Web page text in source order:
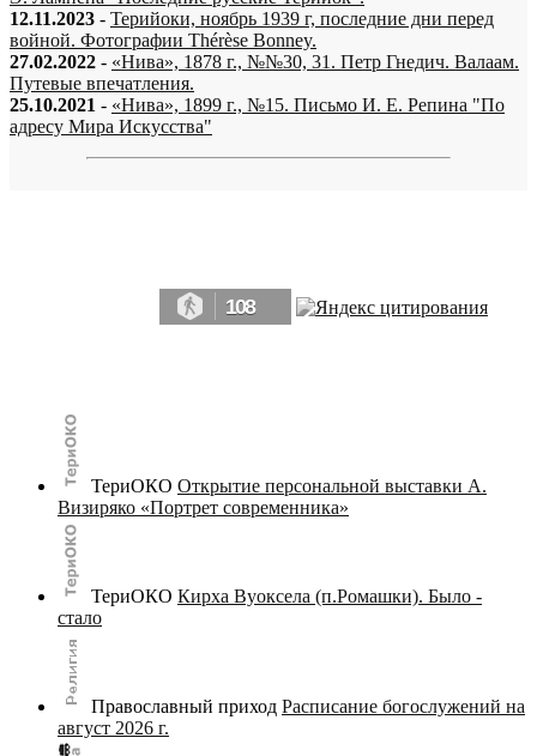
12.11.2023 - Терийоки, ноябрь 1939 г, последние дни перед
войной. Фотографии Thérèse Bonney.
27.02.2022 - «Нива», 1878 г., №№30, 31. Петр Гнедич. Валаам.
Путевые впечатления.
25.10.2021 - «Нива», 1899 г., №15. Письмо И. Е. Репина "По
адресу Мира Искусства"
108
ТериОКО Открытие персональной выставки А.
Визиряко «Портрет современника»
ТериОКО Кирха Вуоксела (п.Ромашки). Было -
стало
Православный приход Расписание богослужений на
август 2026 г.